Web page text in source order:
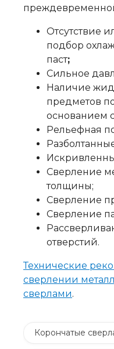
Отсутствие
подбор
паст;
Сильное
Наличие
предметов
основанием
Рельефная
Сверление
толщины;
Сверление
Сверление
отверстий.
Технические
сверлении
сверлами.
Корончатые